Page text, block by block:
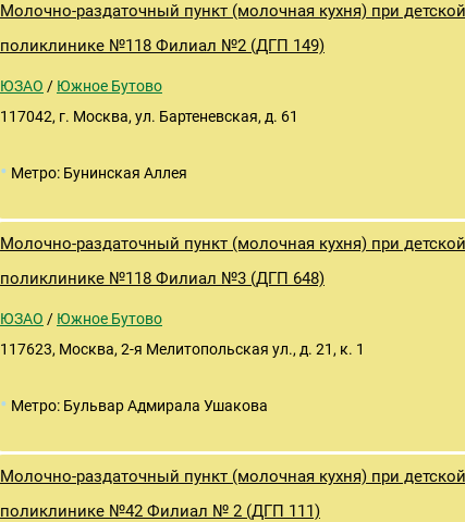
Молочно-раздаточный пункт (молочная кухня) при детской
поликлинике №118 Филиал №2 (ДГП 149)
ЮЗАО / Южное Бутово
117042, г. Москва, ул. Бартеневская, д. 61
• Метро: Бунинская Аллея
Молочно-раздаточный пункт (молочная кухня) при детской
поликлинике №118 Филиал №3 (ДГП 648)
ЮЗАО / Южное Бутово
117623, Москва, 2-я Мелитопольская ул., д. 21, к. 1
• Метро: Бульвар Адмирала Ушакова
Молочно-раздаточный пункт (молочная кухня) при детской
поликлинике №42 Филиал № 2 (ДГП 111)